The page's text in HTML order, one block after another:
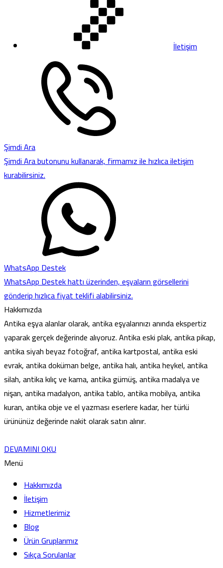
İletişim
Şimdi Ara
Şimdi Ara butonunu kullanarak, firmamız ile hızlıca iletişim
kurabilirsiniz.
WhatsApp Destek
WhatsApp Destek hattı üzerinden, eşyaların görsellerini
gönderip hızlıca fiyat teklifi alabilirsiniz.
Hakkımızda
Antika eşya alanlar olarak, antika eşyalarınızı anında ekspertiz
yaparak gerçek değerinde alıyoruz. Antika eski plak, antika pikap,
antika siyah beyaz fotoğraf, antika kartpostal, antika eski
evrak, antika doküman belge, antika halı, antika heykel, antika
silah, antika kılıç ve kama, antika gümüş, antika madalya ve
nişan, antika madalyon, antika tablo, antika mobilya, antika
kuran, antika obje ve el yazması eserlere kadar, her türlü
ürününüz değerinde nakit olarak satın alınır.
DEVAMINI OKU
Menü
Hakkımızda
İletişim
Hizmetlerimiz
Blog
Ürün Gruplarımız
Sıkça Sorulanlar